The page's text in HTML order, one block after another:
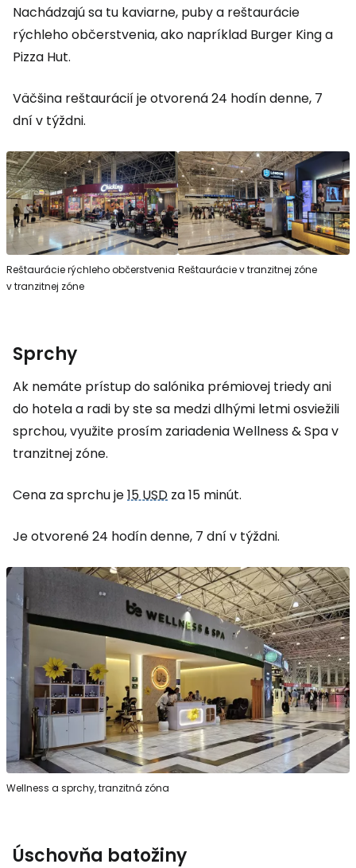
Nachádzajú sa tu kaviarne, puby a reštaurácie
rýchleho občerstvenia, ako napríklad Burger King a
Pizza Hut.
Väčšina reštaurácií je otvorená 24 hodín denne, 7
dní v týždni.
Reštaurácie rýchleho občerstvenia
v tranzitnej zóne
Reštaurácie v tranzitnej zóne
Sprchy
Ak nemáte prístup do salónika prémiovej triedy ani
do hotela a radi by ste sa medzi dlhými letmi osviežili
sprchou, využite prosím zariadenia Wellness & Spa v
tranzitnej zóne.
Cena za sprchu je15 USD za 15 minút.
Je otvorené 24 hodín denne, 7 dní v týždni.
Wellness a sprchy, tranzitná zóna
Úschovňa batožiny